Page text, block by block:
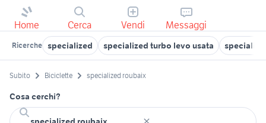
Home Cerca Vendi Messaggi
Ricerche specialized specialized turbo levo usata
Subito Biciclette specialized roubaix
Cosa cerchi?